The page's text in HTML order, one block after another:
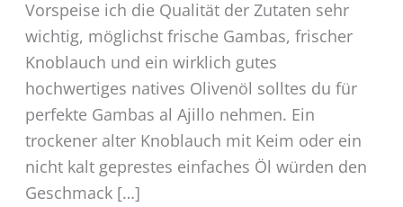
Vorspeise ich die Qualität der Zutaten sehr
wichtig, möglichst frische Gambas, frischer
Knoblauch und ein wirklich gutes
hochwertiges natives Olivenöl solltes du für
perfekte Gambas al Ajillo nehmen. Ein
trockener alter Knoblauch mit Keim oder ein
nicht kalt geprestes einfaches Öl würden den
Geschmack […]